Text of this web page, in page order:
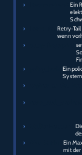
›
Ein
›
wenn
›
›
Ein
›
›
›
›
Ein
mit der